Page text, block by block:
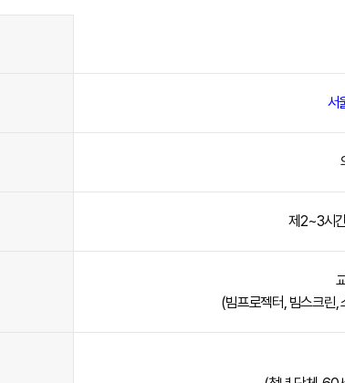
서
제2~3시
(빔프로젝터, 빔스크린,